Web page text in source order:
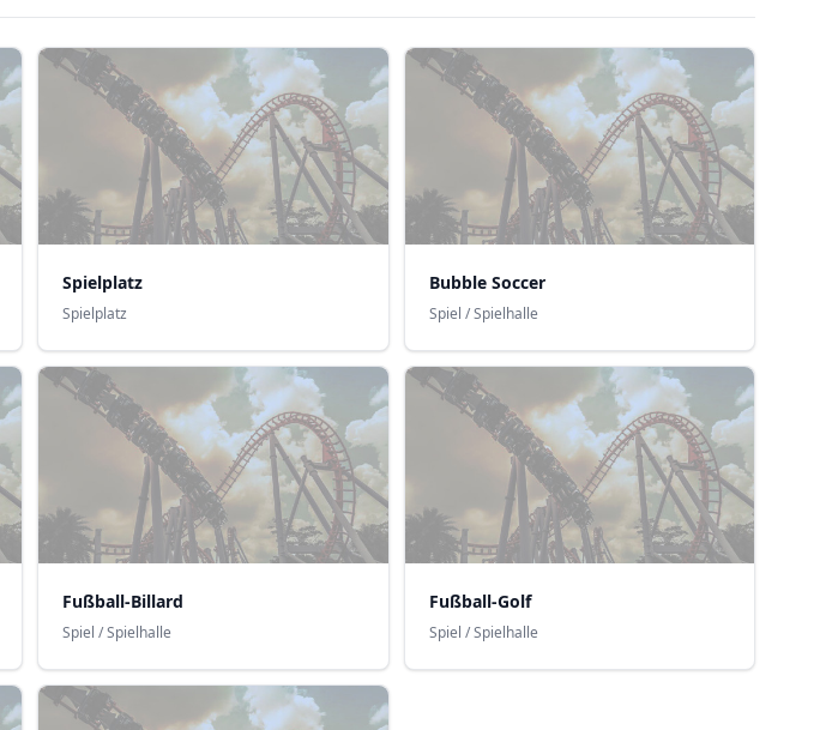
Spielplatz
Spielplatz
Bubble Soccer
Spiel / Spielhalle
Fußball-Billard
Spiel / Spielhalle
Fußball-Golf
Spiel / Spielhalle